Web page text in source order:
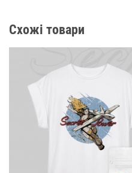
Схожі товари